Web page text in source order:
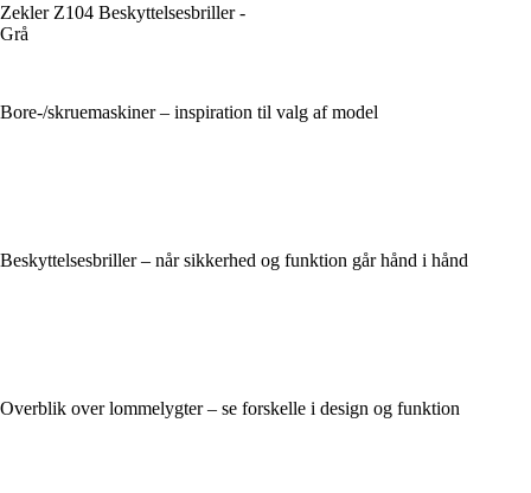
Zekler Z104 Beskyttelsesbriller -
Grå
Bore-/skruemaskiner – inspiration til valg af model
Beskyttelsesbriller – når sikkerhed og funktion går hånd i hånd
Overblik over lommelygter – se forskelle i design og funktion